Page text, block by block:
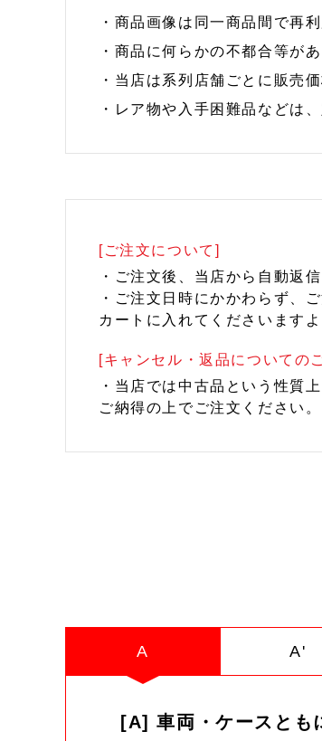
・商品画像は同一商品間で再
・商品に何らかの不都合等が
・当店は系列店舗ごとに販売
・レア物や入手困難品などは
[ご注文について]
・ご注文後、当店から自動返
・ご注文日時にかかわらず、
カートに入れてくださいます
[キャンセル・返品についての
・当店では中古品という性質
ご納得の上でご注文ください。
A A'
[A] 車両・ケースとも